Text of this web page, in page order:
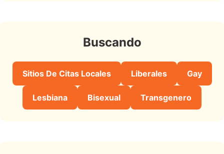
Buscando
Sitios De Citas Locales Liberales Gay
Lesbiana Bisexual Transgenero